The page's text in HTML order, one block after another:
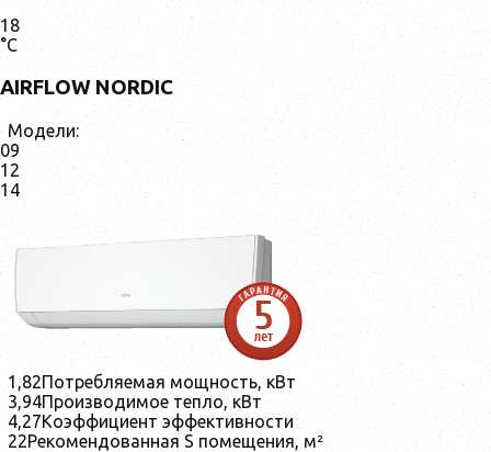
18
°С
AIRFLOW NORDIC
Модели:
09
12
14
1,82Потребляемая мощность, кВт
3,94Производимое тепло, кВт
4,27Коэффициент эффективности
22Рекомендованная S помещения, м²